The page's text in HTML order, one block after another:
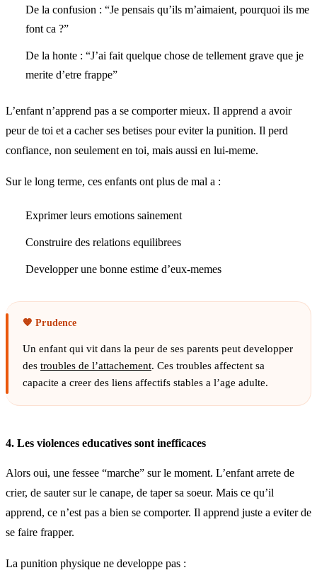
De la confusion : “Je pensais qu’ils m’aimaient, pourquoi ils me
font ca ?”
De la honte : “J’ai fait quelque chose de tellement grave que je
merite d’etre frappe”
L’enfant n’apprend pas a se comporter mieux. Il apprend a avoir
peur de toi et a cacher ses betises pour eviter la punition. Il perd
confiance, non seulement en toi, mais aussi en lui-meme.
Sur le long terme, ces enfants ont plus de mal a :
Exprimer leurs emotions sainement
Construire des relations equilibrees
Developper une bonne estime d’eux-memes
Un enfant qui vit dans la peur de ses parents peut developper
des troubles de l’attachement. Ces troubles affectent sa
capacite a creer des liens affectifs stables a l’age adulte.
4. Les violences educatives sont inefficaces
Alors oui, une fessee “marche” sur le moment. L’enfant arrete de
crier, de sauter sur le canape, de taper sa soeur. Mais ce qu’il
apprend, ce n’est pas a bien se comporter. Il apprend juste a eviter de
se faire frapper.
La punition physique ne developpe pas :